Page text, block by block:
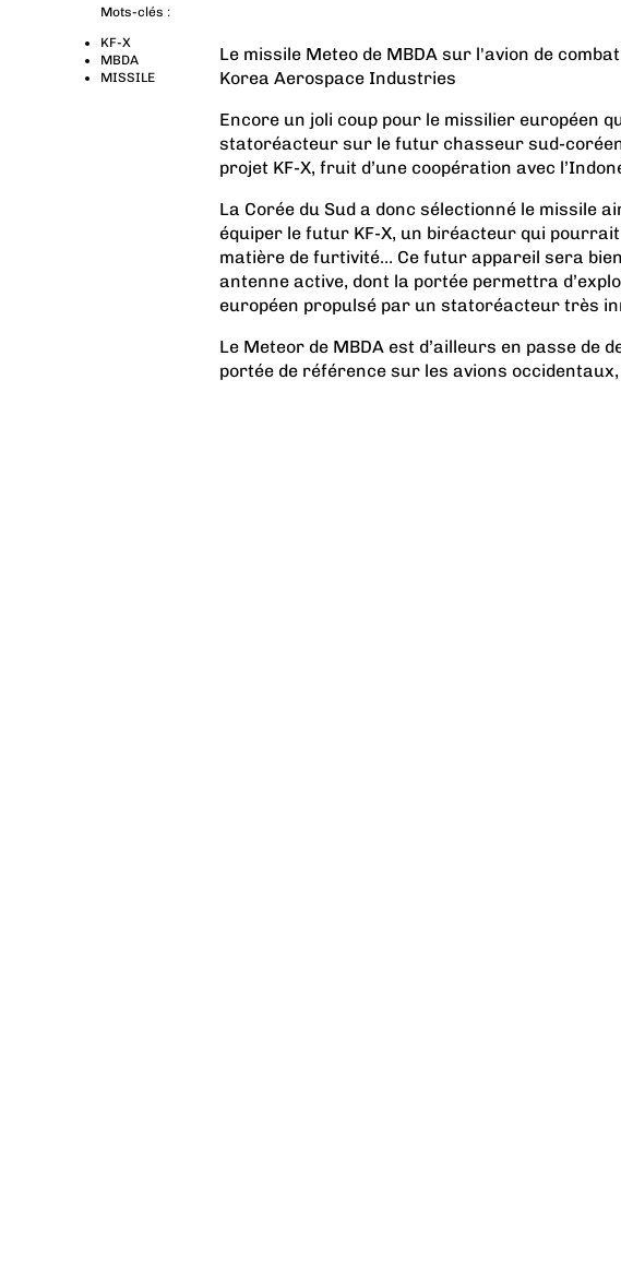
Mots-clés :
KF-X
MBDA
MISSILE
Le missile Meteo de MBDA sur l'avion de
Korea Aerospace Industries
Encore un joli coup pour le missilier européen
statoréacteur sur le futur chasseur sud-
projet KF-X, fruit d’une coopération avec
La Corée du Sud a donc sélectionné le missile
équiper le futur KF-X, un biréacteur qui
matière de furtivité… Ce futur appareil sera
antenne active, dont la portée permettra
européen propulsé par un statoréacteur très
Le Meteor de MBDA est d’ailleurs en passe de
portée de référence sur les avions